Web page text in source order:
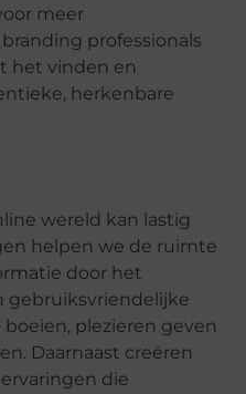
meer
professionals
het vinden en
herkenbare
wereld kan lastig
helpen we de ruimte
door het
gebruiksvriendelijke
plezieren geven
Daarnaast creëren
die